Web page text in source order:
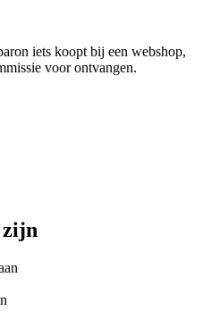
iets koopt bij een webshop,
voor ontvangen.